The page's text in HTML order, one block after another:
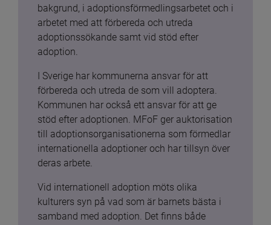
bakgrund, i adoptionsförmedlingsarbetet och i
arbetet med att förbereda och utreda
adoptionssökande samt vid stöd efter
adoption.
I Sverige har kommunerna ansvar för att
förbereda och utreda de som vill adoptera.
Kommunen har också ett ansvar för att ge
stöd efter adoptionen. MFoF ger auktorisation
till adoptionsorganisationerna som förmedlar
internationella adoptioner och har tillsyn över
deras arbete.
Vid internationell adoption möts olika
kulturers syn på vad som är barnets bästa i
samband med adoption. Det finns både